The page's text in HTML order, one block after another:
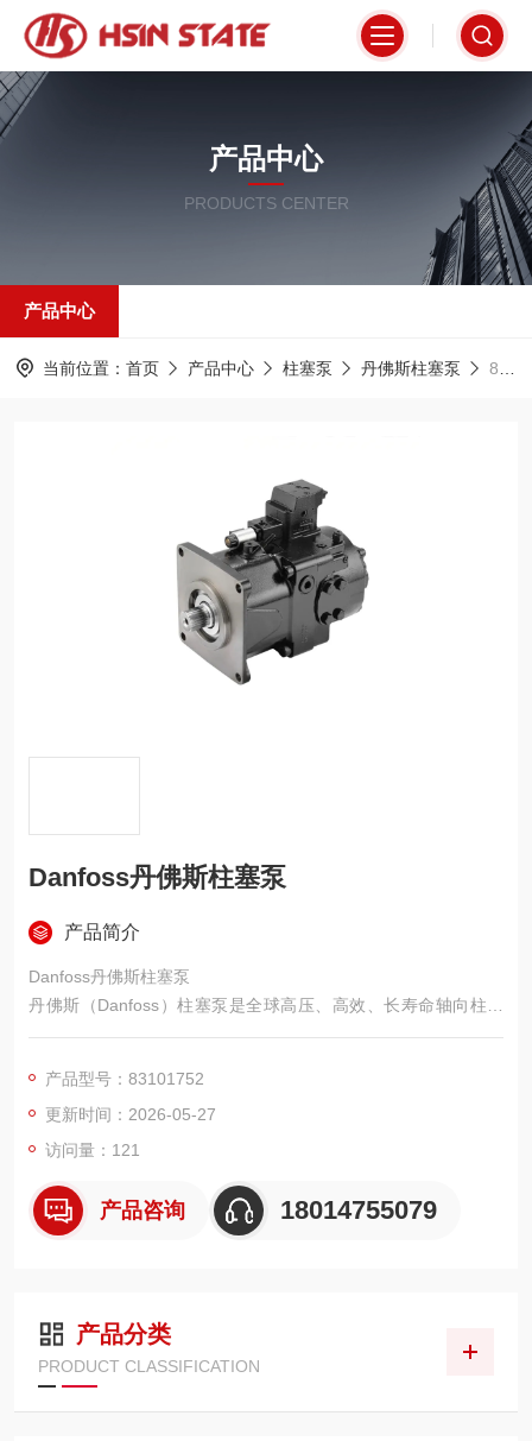
产品中心
PRODUCTS CENTER
产品中心
当前位置： 首页 产品中心 柱塞泵 丹佛斯柱塞泵 83101752Danfoss丹佛斯柱塞泵
Danfoss丹佛斯柱塞泵
产品简介
Danfoss丹佛斯柱塞泵
丹佛斯（Danfoss）柱塞泵是全球高压、高效、长寿命轴向柱塞
泵，主打斜盘式变量，覆盖开式 / 闭式回路，广泛用于工程机
产品型号：83101752
更新时间：2026-05-27
访问量：121
产品咨询 18014755079
产品分类
PRODUCT CLASSIFICATION